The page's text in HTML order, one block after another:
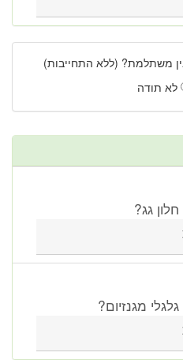
משתלמת? (ללא התחייבות)
לא תודה
גג?
מגנזיום?